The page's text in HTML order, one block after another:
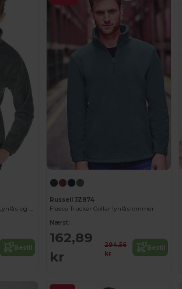
Udendørs Fleecejakke med Lynlås og Lommer
Bestil
Russell JZ874
Fleece Trucker Collar lynlåslommer
Nærst:
162,89
kr
294,56
kr
Bestil